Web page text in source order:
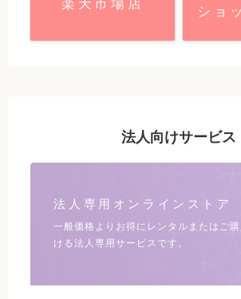
楽天市場店
ショ
法人向けサービス
法人専用オンラインストア
一般価格よりお得にレンタルまたは ご
ける法人専用サービスです。